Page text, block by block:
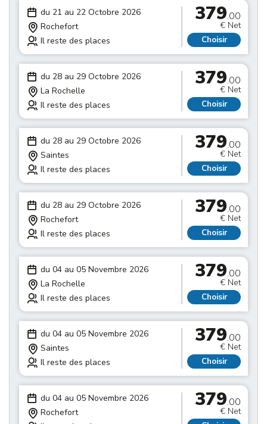
du 21 au 22 Octobre 2026
Rochefort
Il reste des places
379.00
€ Net
Choisir
du 28 au 29 Octobre 2026
La Rochelle
Il reste des places
379.00
€ Net
Choisir
du 28 au 29 Octobre 2026
Saintes
Il reste des places
379.00
€ Net
Choisir
du 28 au 29 Octobre 2026
Rochefort
Il reste des places
379.00
€ Net
Choisir
du 04 au 05 Novembre 2026
La Rochelle
Il reste des places
379.00
€ Net
Choisir
du 04 au 05 Novembre 2026
Saintes
Il reste des places
379.00
€ Net
Choisir
du 04 au 05 Novembre 2026
Rochefort
379.00
€ Net